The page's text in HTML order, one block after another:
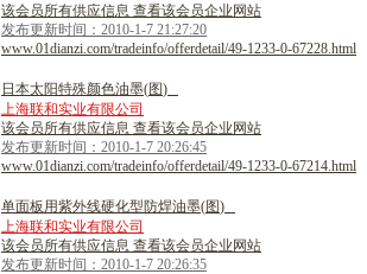
该会员所有供应信息 查看该会员企业网站
发布更新时间：2010-1-7 21:27:20
www.01dianzi.com/tradeinfo/offerdetail/49-1233-0-67228.html
日 本太阳特殊颜色油墨(图)
上海联和实业有限公司
该会员所有供应信息 查看该会员企业网站
发布更新时间：2010-1-7 20:26:45
www.01dianzi.com/tradeinfo/offerdetail/49-1233-0-67214.html
单面板用紫外线硬化型防焊油墨(图)
上海联和实业有限公司
该会员所有供应信息 查看该会员企业网站
发布更新时间：2010-1-7 20:26:35